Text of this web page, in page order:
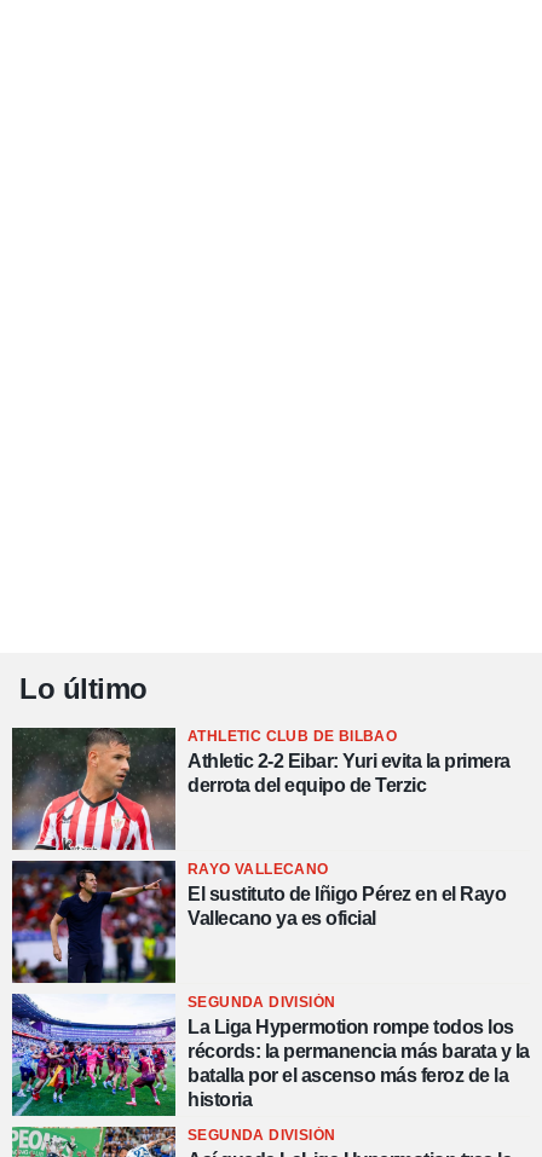
Lo último
ATHLETIC CLUB DE BILBAO
Athletic 2-2 Eibar: Yuri evita la primera
derrota del equipo de Terzic
RAYO VALLECANO
El sustituto de Iñigo Pérez en el Rayo
Vallecano ya es oficial
SEGUNDA DIVISIÓN
La Liga Hypermotion rompe todos los
récords: la permanencia más barata y la
batalla por el ascenso más feroz de la
historia
SEGUNDA DIVISIÓN